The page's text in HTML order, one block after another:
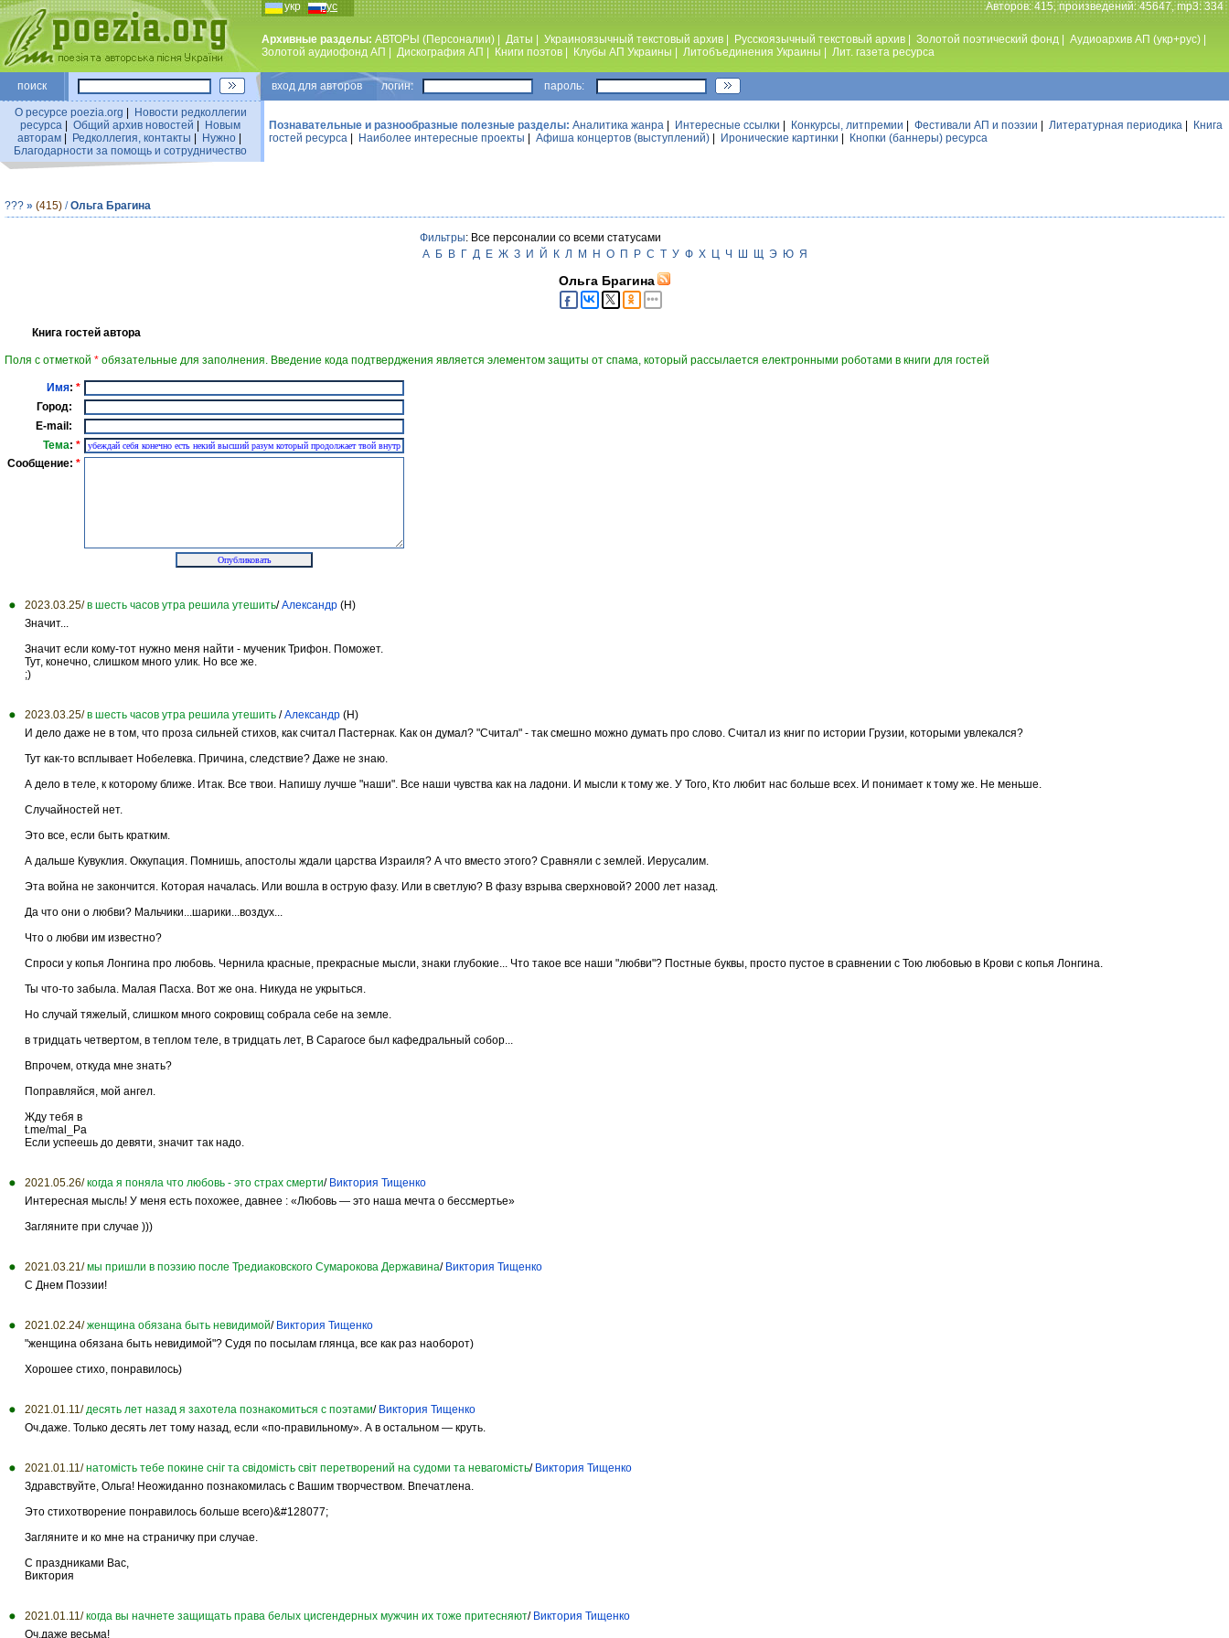
укр рус Авторов: 415, произведений: 45647, mp3: 334
Архивные разделы: АВТОРЫ (Персоналии) Даты Украиноязычный текстовый архив Русскоязычный текстовый архив Золотой поэтический фонд Аудиоархив АП (укр+рус)
Золотой аудиофонд АП
Дискография АП Книги поэтов Клубы АП Украины Литобъединения Украины Лит. газета ресурса
поиск вход для авторов логин: пароль:
О ресурсе poezia.org
Новости редколлегии
ресурса
Общий архив новостей
Новым
авторам| Редколлегия, контакты Нужно|
Благодарности за помощь и сотрудничество
Познавательные и разнообразные полезные разделы: Аналитика жанра Интересные ссылки Конкурсы, литпремии Фестивали АП и поэзии Литературная периодика
Книга
гостей ресурса
Наиболее интересные проекты Афиша концертов (выступлений) Иронические картинки Кнопки (баннеры) ресурса
??? » (415) /Ольга Брагина
Фильтры: Все персоналии со всеми статусами
А
Б В Г Д Е Ж З И Й К Л М Н О П Р С Т У Ф Х Ц Ч Ш Щ Э Ю Я
Ольга Брагина
Книга гостей автора
Поля с отметкой * обязательные для заполнения. Введение кода подтверджения является элементом защиты от спама, который рассылается електронными роботами в книги для гостей
Имя: *
Город:
E-mail:
Тема: *
Сообщение: *
2023.03.25/ в шесть часов утра решила утешить/Александр (Н)
Значит...
Значит если кому-тот нужно меня найти - мученик Трифон. Поможет.
Тут, конечно, слишком много улик. Но все же.
;)
2023.03.25/ в шесть часов утра решила утешить /Александр (Н)
И дело даже не в том, что проза сильней стихов, как считал Пастернак. Как он думал? "Считал" - так смешно можно думать про слово. Считал из книг по истории Грузии, которыми увлекался?
Тут как-то всплывает Нобелевка. Причина, следствие? Даже не знаю.
А дело в теле, к которому ближе. Итак. Все твои. Напишу лучше "наши". Все наши чувства как на ладони. И мысли к тому же. У Того, Кто любит нас больше всех. И понимает к тому же. Не меньше.
Случайностей нет.
Это все, если быть кратким.
А дальше Кувуклия. Оккупация. Помнишь, апостолы ждали царства Израиля? А что вместо этого? Сравняли с землей. Иерусалим.
Эта война не закончится. Которая началась. Или вошла в острую фазу. Или в светлую? В фазу взрыва сверхновой? 2000 лет назад.
Да что они о любви? Мальчики...шарики...воздух...
Что о любви им известно?
Спроси у копья Лонгина про любовь. Чернила красные, прекрасные мысли, знаки глубокие... Что такое все наши "любви"? Постные буквы, просто пустое в сравнении с Тою любовью в Крови с копья Лонгина.
Ты что-то забыла. Малая Пасха. Вот же она. Никуда не укрыться.
Но случай тяжелый, слишком много сокровищ собрала себе на земле.
в тридцать четвертом, в теплом теле, в тридцать лет, В Сарагосе был кафедральный собор...
Впрочем, откуда мне знать?
Поправляйся, мой ангел.
Жду тебя в
t.me/mal_Pa
Если успеешь до девяти, значит так надо.
2021.05.26/ когда я поняла что любовь - это страх смерти/ Виктория Тищенко
Интересная мысль! У меня есть похожее, давнее : «Любовь — это наша мечта о бессмертье»
Загляните при случае )))
2021.03.21/ мы пришли в поэзию после Тредиаковского Сумарокова Державина/ Виктория Тищенко
С Днем Поэзии!
2021.02.24/ женщина обязана быть невидимой/ Виктория Тищенко
"женщина обязана быть невидимой"? Судя по посылам глянца, все как раз наоборот)
Хорошее стихо, понравилось)
2021.01.11/ десять лет назад я захотела познакомиться с поэтами/ Виктория Тищенко
Оч.даже. Только десять лет тому назад, если «по-правильному». А в остальном — круть.
2021.01.11/ натомість тебе покине сніг та свідомість світ перетворений на судоми та невагомість/ Виктория Тищенко
Здравствуйте, Ольга! Неожиданно познакомилась с Вашим творчеством. Впечатлена.
Это стихотворение понравилось больше всего)&#128077;
Загляните и ко мне на страничку при случае.
С праздниками Вас,
Виктория
2021.01.11/ когда вы начнете защищать права белых цисгендерных мужчин их тоже притесняют/ Виктория Тищенко
Оч.даже весьма!